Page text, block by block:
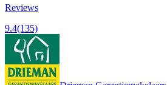
Reviews
9.4(135)